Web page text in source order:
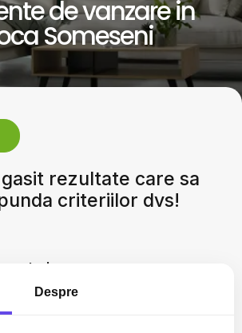
de vanzare in
Someseni
rezultate care sa
criteriilor dvs!
de vanzare
in Cluj-Napoca Centru
Despre